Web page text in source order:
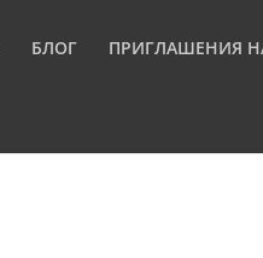
БЛОГ ПРИГЛАШЕНИЯ